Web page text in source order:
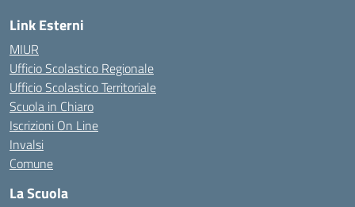
Link Esterni
MIUR
Ufficio Scolastico Regionale
Ufficio Scolastico Territoriale
Scuola in Chiaro
Iscrizioni On Line
Invalsi
Comune
La Scuola